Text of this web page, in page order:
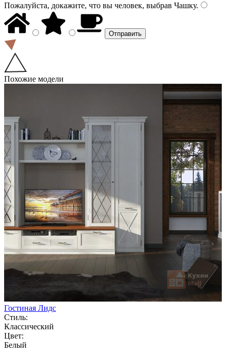
Пожалуйста, докажите, что вы человек, выбрав Чашку.
Похожие модели
Гостиная Лидс
Стиль:
Классический
Цвет:
Белый